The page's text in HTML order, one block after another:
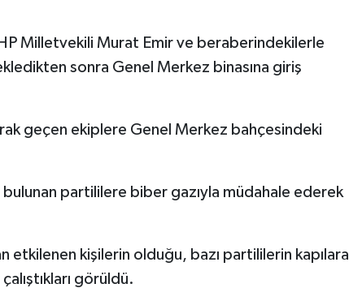
Milletvekili Murat Emir ve beraberindekilerle
sonra Genel Merkez binasına giriş
geçen ekiplere Genel Merkez bahçesindeki
partililere biber gazıyla müdahale ederek
etkilenen kişilerin olduğu, bazı partililerin kapılara
görüldü.